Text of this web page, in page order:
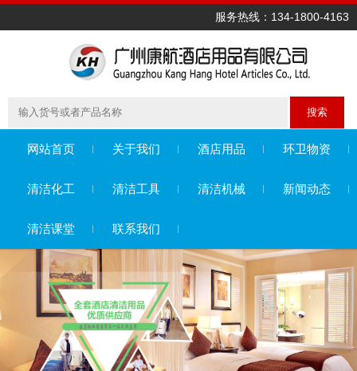
服务热线：134-1800-4163
搜索
网站首页 关于我们 酒店用品 环卫物资
清洁化工 清洁工具 清洁机械 新闻动态
清洁课堂 联系我们